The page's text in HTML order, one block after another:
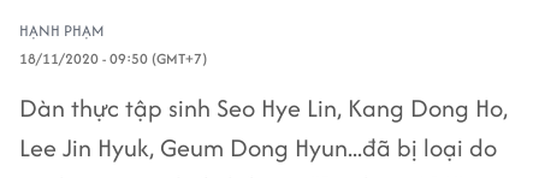
HẠNH PHẠM
18/11/2020 - 09:50 (GMT+7)
Dàn thực tập sinh Seo Hye Lin, Kang Dong Ho,
Lee Jin Hyuk, Geum Dong Hyun...đã bị loại do